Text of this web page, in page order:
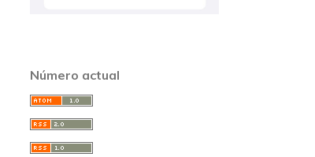
Número actual